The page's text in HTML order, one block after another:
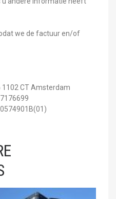
we de factuur en/of
CT Amsterdam